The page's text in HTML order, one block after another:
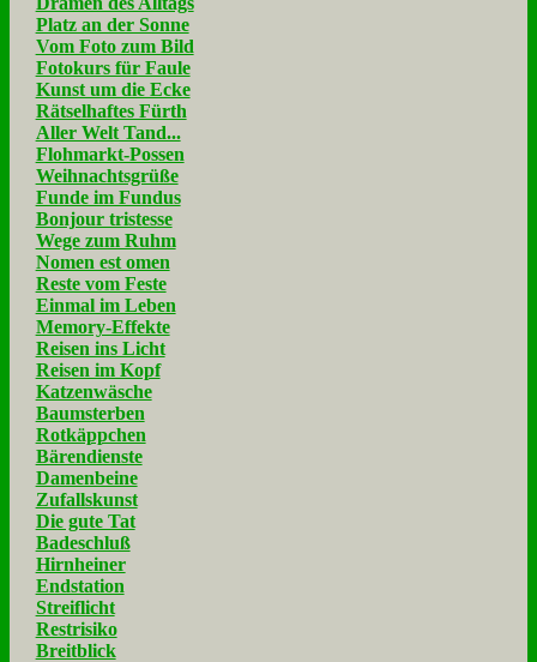
Platz an der Sonne
Vom Foto zum Bild
Fotokurs für Faule
Kunst um die Ecke
Rätselhaftes Fürth
Aller Welt Tand...
Flohmarkt-Possen
Weihnachtsgrüße
Funde im Fundus
Bonjour tristesse
Wege zum Ruhm
Nomen est omen
Reste vom Feste
Einmal im Leben
Memory-Effekte
Reisen ins Licht
Reisen im Kopf
Katzenwäsche
Baumsterben
Rotkäppchen
Bärendienste
Damenbeine
Zufallskunst
Die gute Tat
Badeschluß
Hirnheiner
Endstation
Streiflicht
Restrisiko
Breitblick